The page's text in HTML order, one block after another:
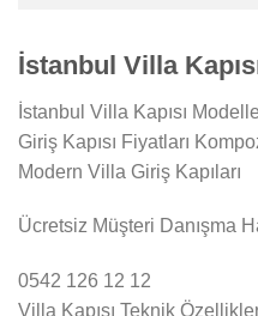
İstanbul Villa
İstanbul Villa Kapısı
Giriş Kapısı Fiyatları
Modern Villa Giriş Kapıları
Ücretsiz Müşteri Danışma
0542 126 12 12
Villa Kapısı Teknik